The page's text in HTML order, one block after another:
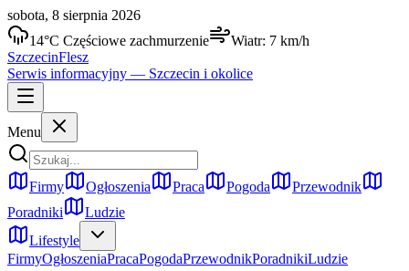
sobota, 8 sierpnia 2026
14°C Częściowe zachmurzenie Wiatr: 7 km/h
SzczecinFlesz
Serwis informacyjny — Szczecin i okolice
Menu
Firmy Ogłoszenia Praca Pogoda
Przewodnik
Poradniki
Ludzie
Lifestyle
FirmyOgłoszeniaPracaPogodaPrzewodnikPoradnikiLudzie